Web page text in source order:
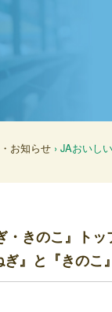
お知らせ › JAおいし
きのこ』トッ
』と『きのこ